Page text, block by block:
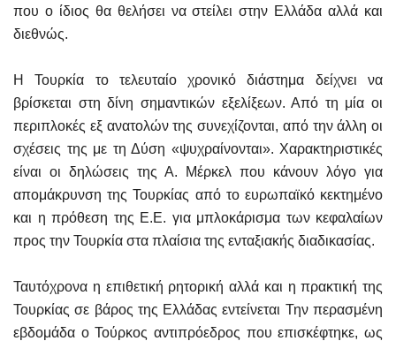
που ο ίδιος θα θελήσει να στείλει στην Ελλάδα αλλά και
διεθνώς.
Η Τουρκία το τελευταίο χρονικό διάστημα δείχνει να
βρίσκεται στη δίνη σημαντικών εξελίξεων. Από τη μία οι
περιπλοκές εξ ανατολών της συνεχίζονται, από την άλλη οι
σχέσεις της με τη Δύση «ψυχραίνονται». Χαρακτηριστικές
είναι οι δηλώσεις της Α. Μέρκελ που κάνουν λόγο για
απομάκρυνση της Τουρκίας από το ευρωπαϊκό κεκτημένο
και η πρόθεση της Ε.Ε. για μπλοκάρισμα των κεφαλαίων
προς την Τουρκία στα πλαίσια της ενταξιακής διαδικασίας.
Ταυτόχρονα η επιθετική ρητορική αλλά και η πρακτική της
Τουρκίας σε βάρος της Ελλάδας εντείνεται Την περασμένη
εβδομάδα ο Τούρκος αντιπρόεδρος που επισκέφτηκε, ως